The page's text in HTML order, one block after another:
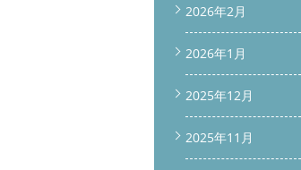
2026年2月
2026年1月
2025年12月
2025年11月